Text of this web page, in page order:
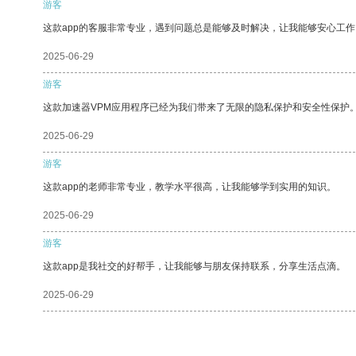
游客
这款app的客服非常专业，遇到问题总是能够及时解决，让我能够安心工
2025-06-29
游客
这款加速器VPM应用程序已经为我们带来了无限的隐私保护和安全性保护
2025-06-29
游客
这款app的老师非常专业，教学水平很高，让我能够学到实用的知识。
2025-06-29
游客
这款app是我社交的好帮手，让我能够与朋友保持联系，分享生活点滴。
2025-06-29